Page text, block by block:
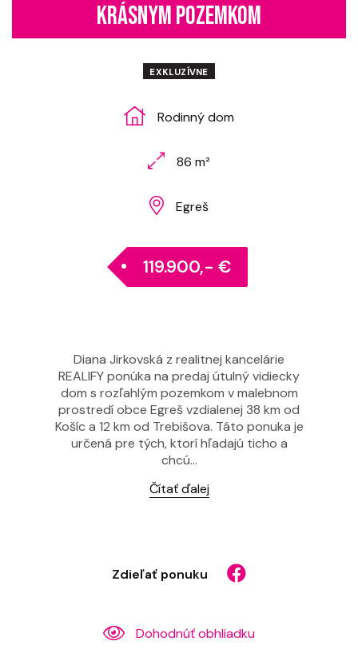
KRÁSNYM POZEMKOM
EXKLUZÍVNE
Rodinný dom
86 m²
Egreš
119.900,- €
Diana Jirkovská z realitnej kancelárie
REALIFY ponúka na predaj útulný vidiecky
dom s rozľahlým pozemkom v malebnom
prostredí obce Egreš vzdialenej 38 km od
Košíc a 12 km od Trebišova. Táto ponuka je
určená pre tých, ktorí hľadajú ticho a
chcú...
Čítať ďalej
Zdieľať ponuku
Dohodnúť obhliadku